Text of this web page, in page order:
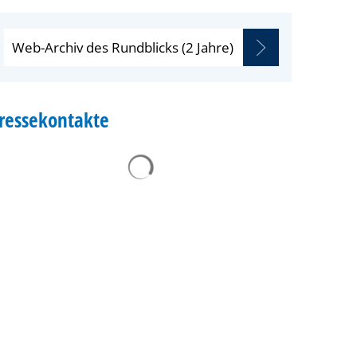
Web-Archiv des Rundblicks (2 Jahre)